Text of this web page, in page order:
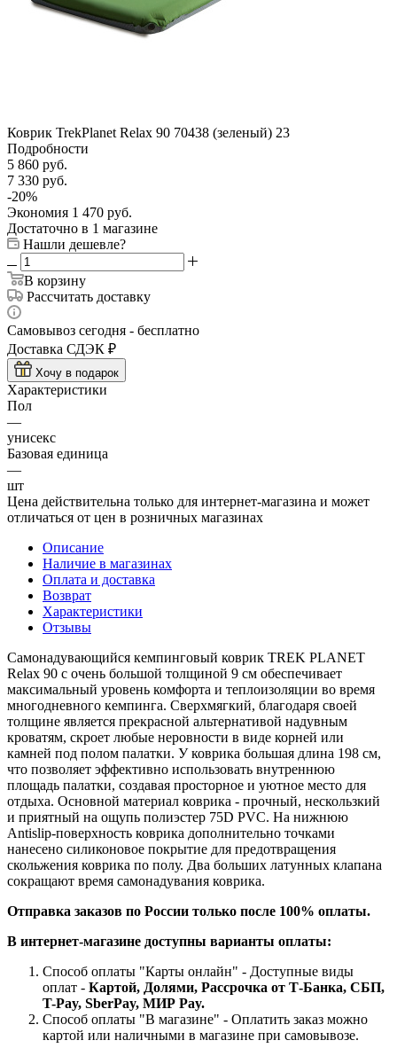
Коврик TrekPlanet Relax 90 70438 (зеленый) 23
Подробности
5 860 руб.
7 330 руб.
-20%
Экономия 1 470 руб.
Достаточно в 1 магазине
Нашли дешевле?
В корзину
Рассчитать доставку
Самовывоз сегодня - бесплатно
Доставка СДЭК ₽
Хочу в подарок
Характеристики
Пол
—
унисекс
Базовая единица
—
шт
Цена действительна только для интернет-магазина и может
отличаться от цен в розничных магазинах
Описание
Наличие в магазинах
Оплата и доставка
Возврат
Характеристики
Отзывы
Самонадувающийся кемпинговый коврик TREK PLANET
Relax 90 с очень большой толщиной 9 см обеспечивает
максимальный уровень комфорта и теплоизоляции во время
многодневного кемпинга. Сверхмягкий, благодаря своей
толщине является прекрасной альтернативой надувным
кроватям, скроет любые неровности в виде корней или
камней под полом палатки. У коврика большая длина 198 см,
что позволяет эффективно использовать внутреннюю
площадь палатки, создавая просторное и уютное место для
отдыха. Основной материал коврика - прочный, нескользкий
и приятный на ощупь полиэстер 75D PVC. На нижнюю
Antislip-поверхность коврика дополнительно точками
нанесено силиконовое покрытие для предотвращения
скольжения коврика по полу. Два больших латунных клапана
сокращают время самонадувания коврика.
Отправка заказов по России только после 100% оплаты.
В интернет-магазине доступны варианты оплаты:
Способ оплаты "Карты онлайн" - Доступные виды
оплат - Картой, Долями, Рассрочка от Т-Банка, СБП,
T-Pay, SberPay, МИР Pay.
Способ оплаты "В магазине" - Оплатить заказ можно
картой или наличными в магазине при самовывозе.